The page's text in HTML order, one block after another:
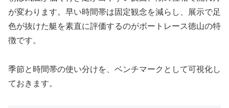
が変わります。早い時間帯は固定観念を減らし、展示で足
色が抜けた艇を素直に評価するのがボートレース徳山の特
徴です。
季節と時間帯の使い分けを、ベンチマークとして可視化し
ておきます。